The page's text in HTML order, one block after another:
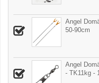
Angel
50-90cm
Angel
- TK11kg -